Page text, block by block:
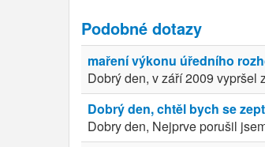
Podobné dotazy
maření výkonu úředního
Dobrý den, v září 2009 vypršel
Dobrý den, chtěl bych se
Dobry den, Nejprve porušil